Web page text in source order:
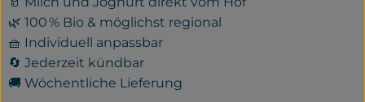
🌿 100 % Bio & möglichst regional
🧺 Individuell anpassbar
🔄 Jederzeit kündbar
🚚 Wöchentliche Lieferung